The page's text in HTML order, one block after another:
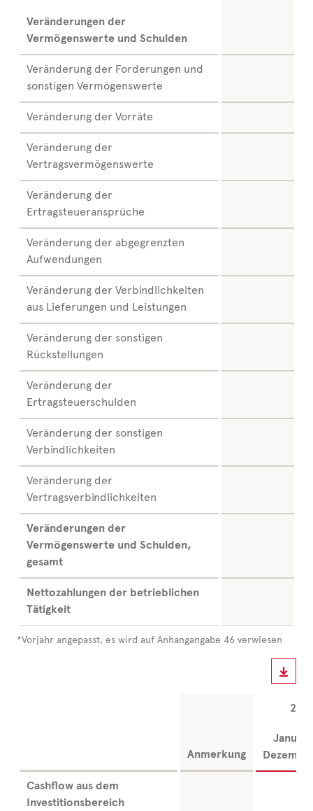
Veränderungen der
Vermögenswerte und Schulden
Veränderung der Forderungen und
sonstigen Vermögenswerte
Veränderung der Vorräte
Veränderung der
Vertragsvermögenswerte
Veränderung der
Ertragsteueransprüche
Veränderung der abgegrenzten
Aufwendungen
Veränderung der Verbindlichkeiten
aus Lieferungen und Leistungen
Veränderung der sonstigen
Rückstellungen
Veränderung der
Ertragsteuerschulden
Veränderung der sonstigen
Verbindlichkeiten
Veränderung der
Vertragsverbindlichkeiten
Veränderungen der
Vermögenswerte und Schulden,
gesamt
Nettozahlungen der betrieblichen
Tätigkeit
*Vorjahr angepasst, es wird auf Anhangangabe 46 verwiesen
Cashflow aus dem
Investitionsbereich
Anmerkung
Januar